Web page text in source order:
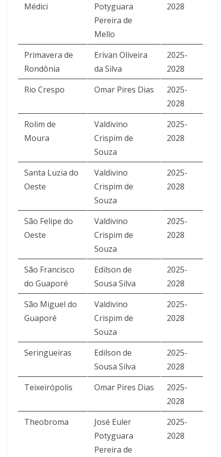
Médici
Potyguara
Pereira de
Mello
2028
Primavera de
Rondônia
Erivan Oliveira
da Silva
2025-
2028
Rio Crespo
Omar Pires Dias
2025-
2028
Rolim de
Moura
Valdivino
Crispim de
Souza
2025-
2028
Santa Luzia do
Oeste
Valdivino
Crispim de
Souza
2025-
2028
São Felipe do
Oeste
Valdivino
Crispim de
Souza
2025-
2028
São Francisco
do Guaporé
Edilson de
Sousa Silva
2025-
2028
São Miguel do
Guaporé
Valdivino
Crispim de
Souza
2025-
2028
Seringueiras
Edilson de
Sousa Silva
2025-
2028
Teixeirópolis
Omar Pires Dias
2025-
2028
Theobroma
José Euler
Potyguara
Pereira de
2025-
2028